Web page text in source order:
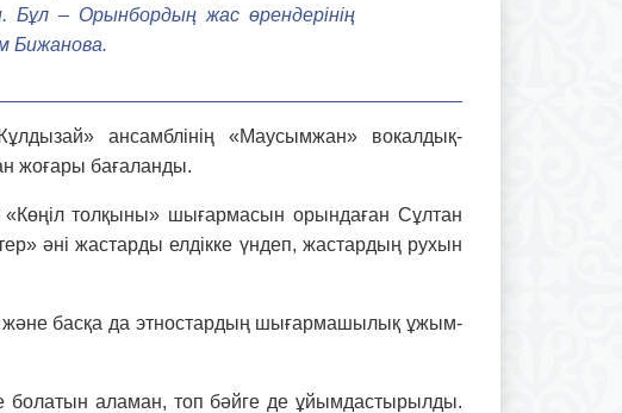
Бұл – Орын­бордың жас өрендерінің
Бижанова.
ансамблінің «Маусымжан» вокал­дық-
жоғары бағаланды.
«Көңіл толқыны» шығармасын орындаған Сұлтан
әні жас­тарды елдікке үндеп, жастардың рухын
және басқа да этностардың шығармашылық ұжым­
болатын аламан, топ бәйге де ұйымдастырылды.